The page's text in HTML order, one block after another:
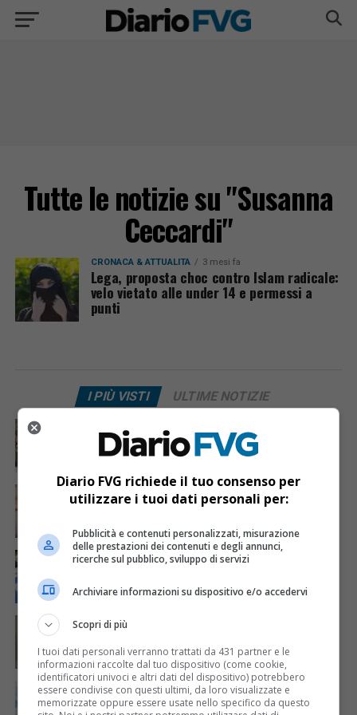
Tutte le notizie su "Susanna
Ceccardi"
CRONACA & ATTUALITÀ 3 mesi fa
Lega, proposta choc contro Islam radicale:
velo vietato alle under 14 e permessi a
punti
I PIÙ VISTI ULTIME NOTIZIE
Acqua da usare con cautela nell’Udinese: ecco tutte
le frazioni sotto osservazione
CRONACA & ATTUALITÀ 4 giorni fa
Mattia Ranghetti muore a 29 anni dopo la
CRONACA & ATTUALITÀ 2 giorni fa
Arrivano 142 nuovi poliziotti in Friuli-Venezia Giulia:
61 saranno assegnati a Trieste
CRONACA & ATTUALITÀ
Mattia Ranghetti morto dopo l’infortunio alle
Ferriere Nord, i sindacati: «Tragedia inaccettabile»
CRONACA & ATTUALITÀ 2 giorni fa
Padre e due figli bloccati a 2.400 metri sul Monte
Diario FVG richiede il tuo consenso per
utilizzare i tuoi dati personali per:
Pubblicità e contenuti personalizzati, misurazione
delle prestazioni dei contenuti e degli annunci,
ricerche sul pubblico, sviluppo di servizi
Archiviare informazioni su dispositivo e/o accedervi
Scopri di più
I tuoi dati personali verranno trattati da 431 partner e le
informazioni raccolte dal tuo dispositivo (come cookie,
identificatori univoci e altri dati del dispositivo) potrebbero
essere condivise con questi ultimi, da loro visualizzate e
memorizzate oppure essere usate nello specifico da questo